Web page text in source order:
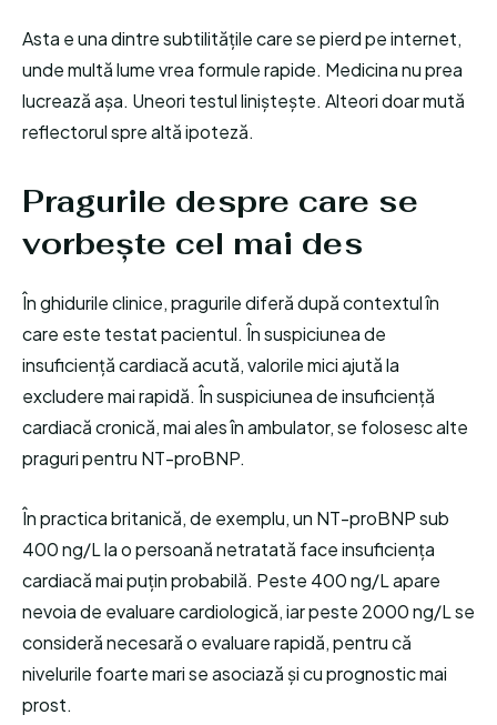
Asta e una dintre subtilitățile care se pierd pe internet,
unde multă lume vrea formule rapide. Medicina nu prea
lucrează așa. Uneori testul liniștește. Alteori doar mută
reflectorul spre altă ipoteză.
Pragurile despre care se
vorbește cel mai des
În ghidurile clinice, pragurile diferă după contextul în
care este testat pacientul. În suspiciunea de
insuficiență cardiacă acută, valorile mici ajută la
excludere mai rapidă. În suspiciunea de insuficiență
cardiacă cronică, mai ales în ambulator, se folosesc alte
praguri pentru NT-proBNP.
În practica britanică, de exemplu, un NT-proBNP sub
400 ng/L la o persoană netratată face insuficiența
cardiacă mai puțin probabilă. Peste 400 ng/L apare
nevoia de evaluare cardiologică, iar peste 2000 ng/L se
consideră necesară o evaluare rapidă, pentru că
nivelurile foarte mari se asociază și cu prognostic mai
prost.